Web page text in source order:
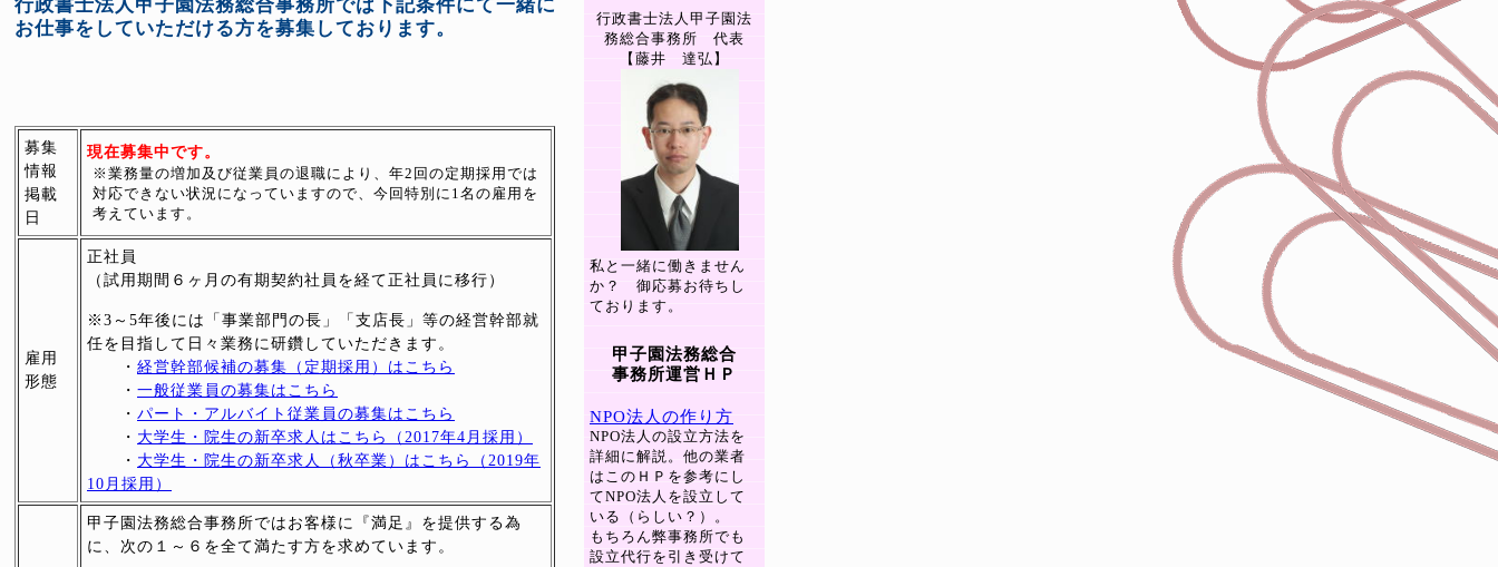
行政書士法人甲子園法務総合事務所では下記条件にて一緒に
お仕事をしていただける方を募集しております。
募集
情報
掲載
日
現在募集中です。
※業務量の増加及び従業員の退職により、年2回の定期採用では
対応できない状況になっていますので、今回特別に1名の雇用を
考えています。
雇用
形態
正社員
（試用期間６ヶ月の有期契約社員を経て正社員に移行）
※3～5年後には「事業部門の長」「支店長」等の経営幹部就
任を目指して日々業務に研鑽していただきます。
・ 経営幹部候補の募集（定期採用）はこちら
・ 一般従業員の募集はこちら
・ パート・アルバイト従業員の募集はこちら
・ 大学生・院生の新卒求人はこちら（2017年4月採用）
・ 大学生・院生の新卒求人（秋卒業）はこちら（2019年
10月採用）
甲子園法務総合事務所ではお客様に『満足』を提供する為
に、次の１～６を全て満たす方を求めています。
行政書士法人甲子園法
務総合事務所 代表
【藤井 達弘】
私と一緒に働きません
か？ 御応募お待ちし
ております。
甲子園法務総合
事務所運営ＨＰ
NPO法人の作り方
NPO法人の設立方法を
詳細に解説。他の業者
はこのＨＰを参考にし
てNPO法人を設立して
いる（らしい？）。
もちろん弊事務所でも
設立代行を引き受けて